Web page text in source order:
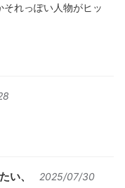
れっぽい人物がヒッ
い、
2025/07/30